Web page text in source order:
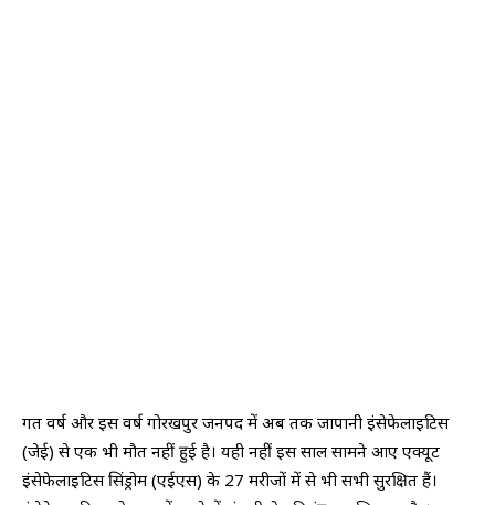
गत वर्ष और इस वर्ष गोरखपुर जनपद में अब तक जापानी इंसेफेलाइटिस
(जेई) से एक भी मौत नहीं हुई है। यही नहीं इस साल सामने आए एक्यूट
इंसेफेलाइटिस सिंड्रोम (एईएस) के 27 मरीजों में से भी सभी सुरक्षित हैं।